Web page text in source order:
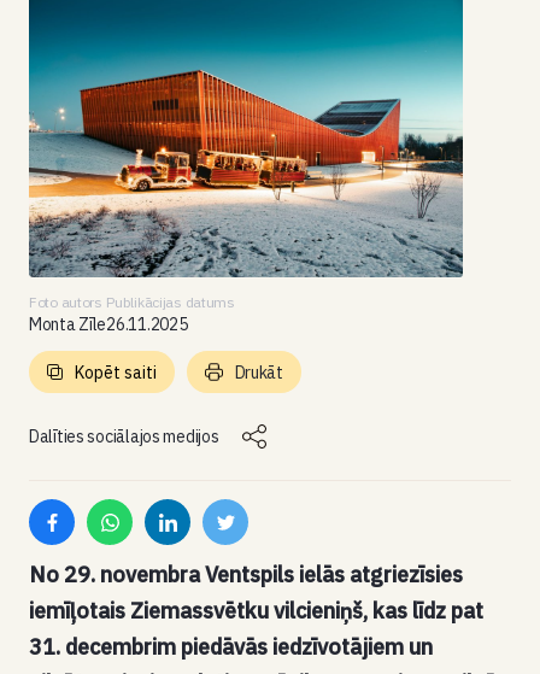
Foto autors
Monta Zīle
Publikācijas datums
26.11.2025
Dalīties sociālajos medijos
Kopēt saiti Drukāt
No 29. novembra Ventspils ielās atgriezīsies
iemīļotais Ziemassvētku vilcieniņš, kas līdz pat
31. decembrim piedāvās iedzīvotājiem un